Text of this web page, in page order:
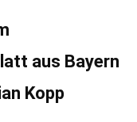
aus Bayern
Kopp